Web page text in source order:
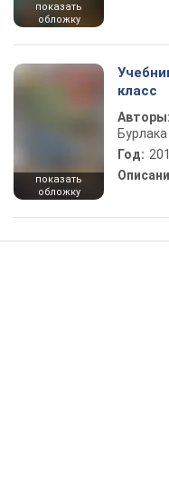
показать
обложку
показать
обложку
класс
Авторы:
Бурлака
Год: